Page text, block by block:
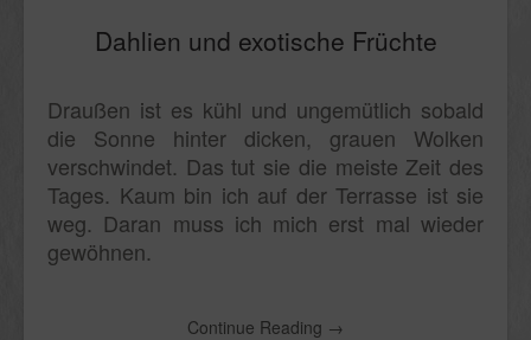
Dahlien und exotische Früchte
Draußen ist es kühl und ungemütlich sobald
die Sonne hinter dicken, grauen Wolken
verschwindet. Das tut sie die meiste Zeit des
Tages. Kaum bin ich auf der Terrasse ist sie
weg. Daran muss ich mich erst mal wieder
gewöhnen.
Continue Reading →